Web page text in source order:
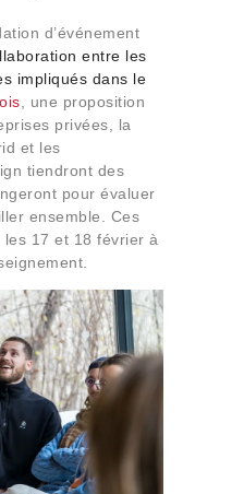
d’événement
entre les
impliqués dans le
, une proposition
privées, la
et les
tiendront des
pour évaluer
ensemble. Ces
17 et 18 février à